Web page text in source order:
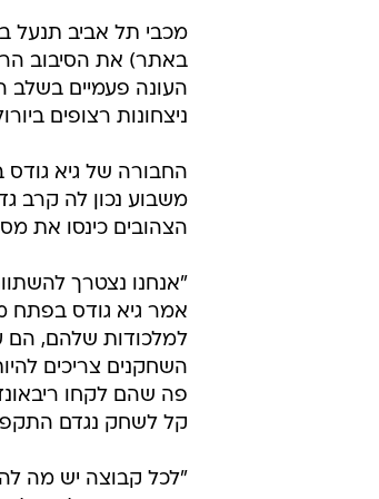
העונה פעמיים בשלב
ניצחונות רצופים ביורוליג ו-11 בכל
החבורה של גיא
משבוע נכון לה קרב
הצהובים כינסו את
"אנחנו נצטרך
אמר גיא גודס בפתח
למלכודות שלהם, הם
השחקנים צריכים
פה שהם לקחו
קל לשחק נגדם